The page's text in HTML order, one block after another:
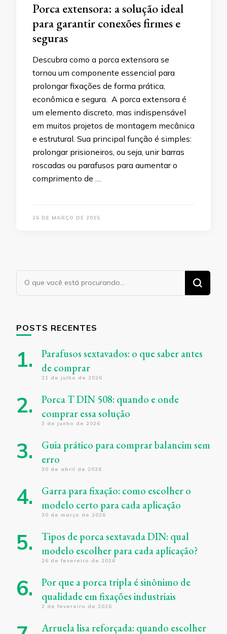
Porca extensora: a solução ideal
para garantir conexões firmes e
seguras
Descubra como a porca extensora se
tornou um componente essencial para
prolongar fixações de forma prática,
econômica e segura. A porca extensora é
um elemento discreto, mas indispensável
em muitos projetos de montagem mecânica
e estrutural. Sua principal função é simples:
prolongar prisioneiros, ou seja, unir barras
roscadas ou parafusos para aumentar o
comprimento de …
26 DE MARÇO DE 2025
Procurando
POSTS RECENTES
Parafusos sextavados: o que saber antes
de comprar
21 de julho de 2026
Porca T DIN 508: quando e onde
comprar essa solução
3 de junho de 2026
Guia prático para comprar balancim sem
erro
30 de abril de 2026
Garra para fixação: como escolher o
modelo certo para cada aplicação
30 de março de 2026
Tipos de porca sextavada DIN: qual
modelo escolher para cada aplicação?
26 de fevereiro de 2026
Por que a porca tripla é sinônimo de
qualidade em fixações industriais
2 de fevereiro de 2026
Arruela lisa reforçada: quando escolher